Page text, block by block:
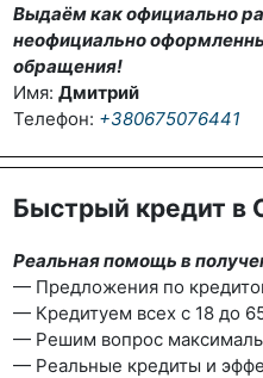
Выдаём как официально
неофициально
обращения!
Имя: Дмитрий
Телефон: +380675076441
Быстрый кредит в
Реальная помощь в
— Предложения по
— Кредитуем всех с 18 до
— Решим вопрос
— Реальные кредиты и